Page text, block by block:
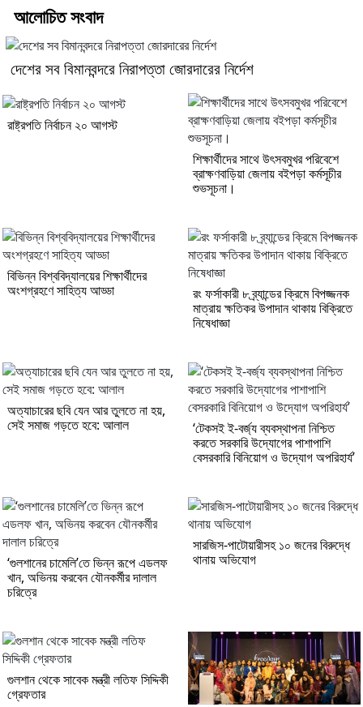
আলোচিত সংবাদ
দেশের সব বিমানবন্দরে নিরাপত্তা জোরদারের নির্দেশ
রাষ্ট্রপতি নির্বাচন ২০ আগস্ট
শিক্ষার্থীদের সাথে উৎসবমুখর পরিবেশে
ব্রাক্ষণবাড়িয়া জেলায় বইপড়া কর্মসূচীর
শুভসূচনা।
বিভিন্ন বিশ্ববিদ্যালয়ের শিক্ষার্থীদের
অংশগ্রহণে সাহিত্য আড্ডা
রং ফর্সাকারী ৮ ব্র্যান্ডের ক্রিমে বিপজ্জনক
মাত্রায় ক্ষতিকর উপাদান থাকায় বিক্রিতে
নিষেধাজ্ঞা
অত্যাচারের ছবি যেন আর তুলতে না হয়,
সেই সমাজ গড়তে হবে: আলাল
‘টেকসই ই-বর্জ্য ব্যবস্থাপনা নিশ্চিত
করতে সরকারি উদ্যোগের পাশাপাশি
বেসরকারি বিনিয়োগ ও উদ্যোগ অপরিহার্য’
‘গুলশানের চামেলি’তে ভিন্ন রূপে এডলফ
খান, অভিনয় করবেন যৌনকর্মীর দালাল
চরিত্রে
সারজিস-পাটোয়ারীসহ ১০ জনের বিরুদ্ধে
থানায় অভিযোগ
গুলশান থেকে সাবেক মন্ত্রী লতিফ সিদ্দিকী
গ্রেফতার